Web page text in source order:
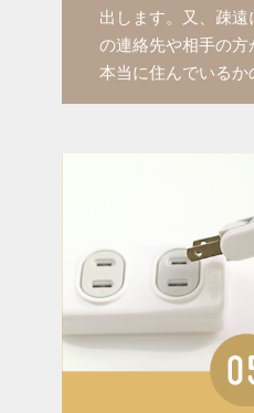
出します。又、疎
の連絡先や相手の方
本当に住んでいるか